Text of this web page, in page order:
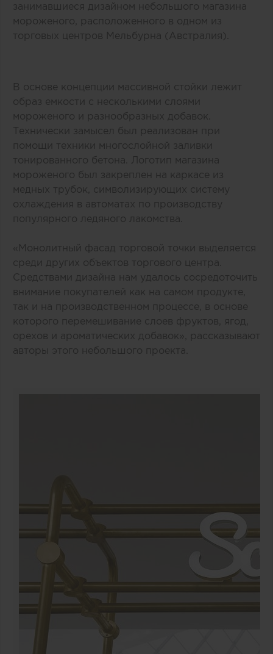
занимавшиеся дизайном небольшого магазина
мороженого, расположенного в одном из
торговых центров Мельбурна (Австралия).
В основе концепции массивной стойки лежит
образ емкости с несколькими слоями
мороженого и разнообразных добавок.
Технически замысел был реализован при
помощи техники многослойной заливки
тонированного бетона. Логотип магазина
мороженого был закреплен на каркасе из
медных трубок, символизирующих систему
охлаждения в автоматах по производству
популярного ледяного лакомства.
«Монолитный фасад торговой точки выделяется
среди других объектов торгового центра.
Средствами дизайна нам удалось сосредоточить
внимание покупателей как на самом продукте,
так и на производственном процессе, в основе
которого перемешивание слоев фруктов, ягод,
орехов и ароматических добавок», рассказывают
авторы этого небольшого проекта.